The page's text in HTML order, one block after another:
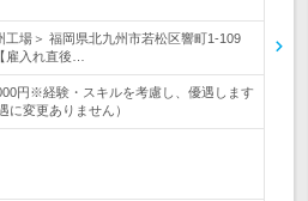
工場＞ 福岡県北九州市若松区響町1-109
雇入れ直後…
円※経験・スキルを考慮し、優遇します
変更ありません）